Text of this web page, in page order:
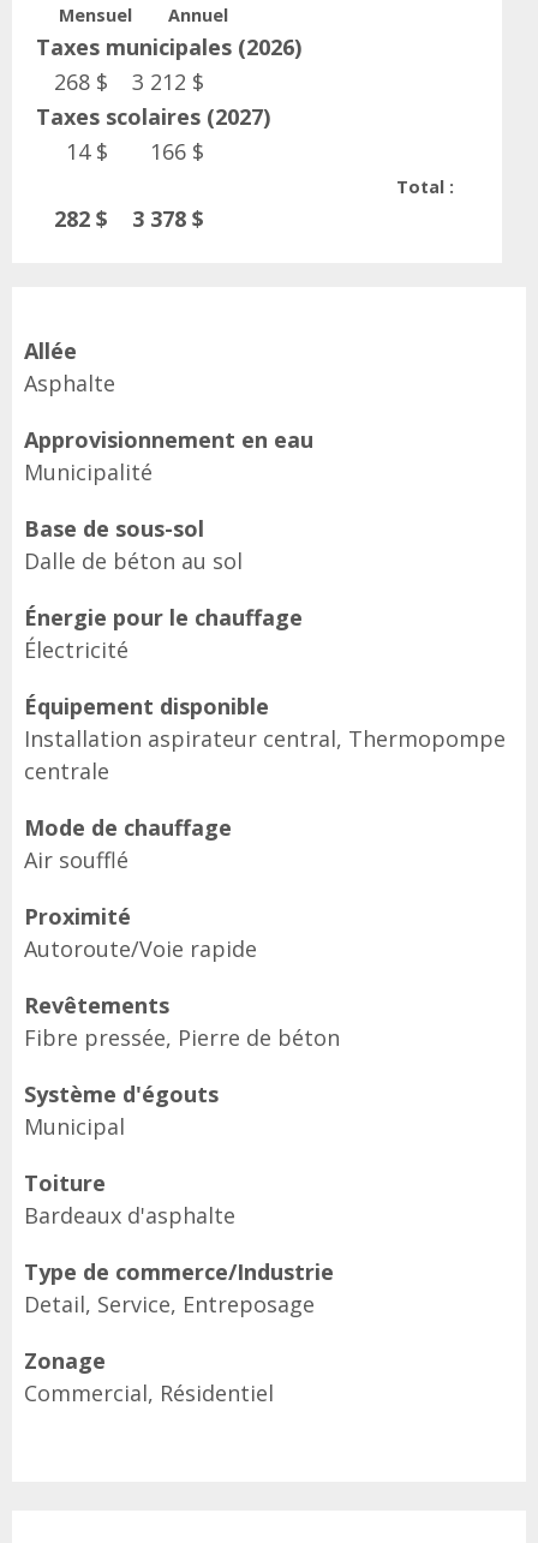
Mensuel Annuel
Taxes municipales (2026)
268 $
3 212 $
Taxes scolaires (2027)
14 $
166 $
Total :
282 $ 3 378 $
Allée
Asphalte
Approvisionnement en eau
Municipalité
Base de sous-sol
Dalle de béton au sol
Énergie pour le chauffage
Électricité
Équipement disponible
Installation aspirateur central, Thermopompe
centrale
Mode de chauffage
Air soufflé
Proximité
Autoroute/Voie rapide
Revêtements
Fibre pressée, Pierre de béton
Système d'égouts
Municipal
Toiture
Bardeaux d'asphalte
Type de commerce/Industrie
Detail, Service, Entreposage
Zonage
Commercial, Résidentiel